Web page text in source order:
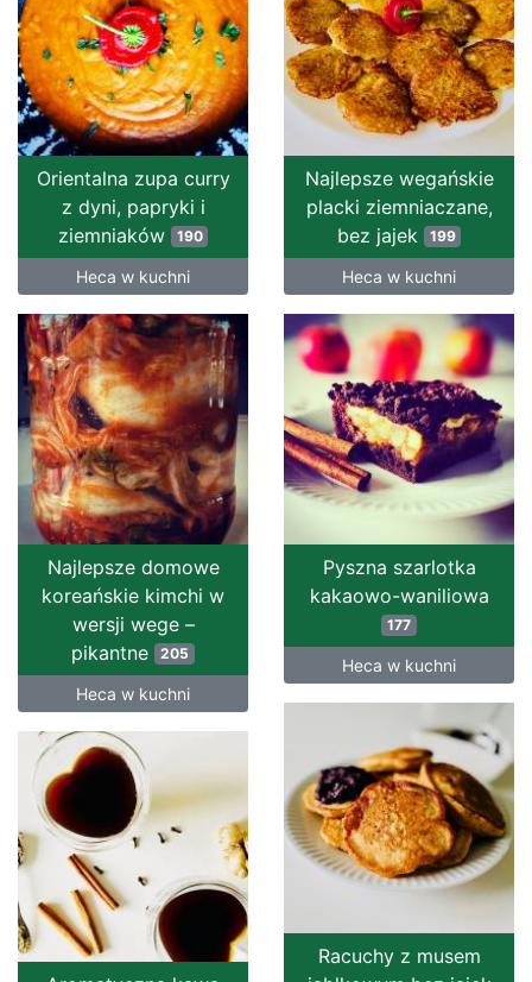
Orientalna zupa curry
z dyni, papryki i
ziemniaków
190
Heca w kuchni
Najlepsze wegańskie
placki ziemniaczane,
bez jajek
199
Heca w kuchni
Najlepsze domowe
koreańskie kimchi w
wersji wege –
pikantne 205
Heca w kuchni
Pyszna szarlotka
kakaowo-waniliowa
177
Heca w kuchni
Racuchy z musem